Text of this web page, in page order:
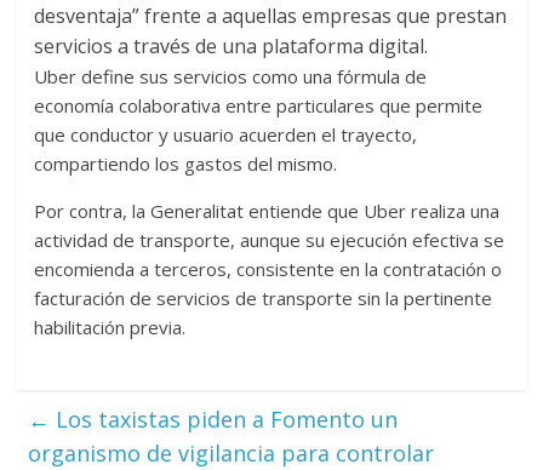
desventaja” frente a aquellas empresas que prestan
servicios a través de una plataforma digital.
Uber define sus servicios como una fórmula de
economía colaborativa entre particulares que permite
que conductor y usuario acuerden el trayecto,
compartiendo los gastos del mismo.
Por contra, la Generalitat entiende que Uber realiza una
actividad de transporte, aunque su ejecución efectiva se
encomienda a terceros, consistente en la contratación o
facturación de servicios de transporte sin la pertinente
habilitación previa.
← Los taxistas piden a Fomento un
organismo de vigilancia para controlar